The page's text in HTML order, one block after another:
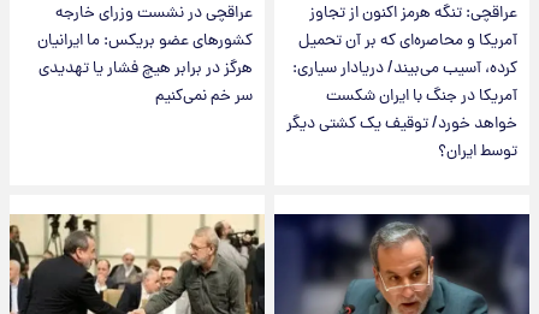
عراقچی: تنگه هرمز اکنون از تجاوز
آمریکا و محاصره‌ای که بر آن تحمیل
کرده، آسیب می‌بیند/ دریادار سیاری:
آمریکا در جنگ با ایران شکست
خواهد خورد/ توقیف یک کشتی دیگر
توسط ایران؟
عراقچی در نشست وزرای خارجه
کشورهای عضو بریکس: ما ایرانیان
هرگز در برابر هیچ فشار یا تهدیدی
سر خم نمی‌کنیم